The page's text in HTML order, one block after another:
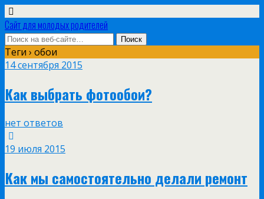
Сайт для молодых родителей
Теги › обои
14 сентября 2015
Как выбрать фотообои?
нет ответов
19 июля 2015
Как мы самостоятельно делали ремонт